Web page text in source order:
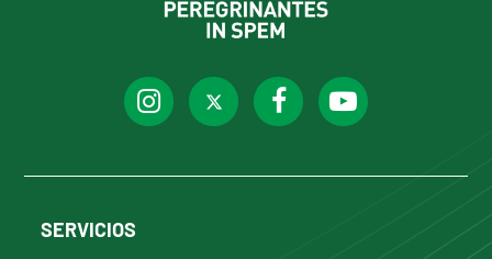
SERVICIOS